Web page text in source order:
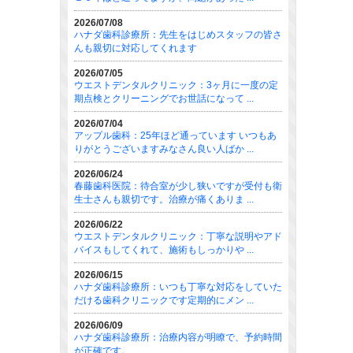
2026/07/08
ハナダ歯科診療所：先生をはじめスタッフの皆さ
んも親切に対応してくれます
2026/07/05
ウエストデンタルクリニック：3ヶ月に一度の定
期点検とクリーニングでお世話になって ...
2026/07/04
アップル歯科：25年ほど通っています いつもあ
りがとうございますみなさん良い人ばか ...
2026/06/24
春藤歯科医院：待合室が少し狭いですが受付も衛
生士さんも親切です。治療が痛くありま ...
2026/06/22
ウエストデンタルクリニック：丁寧な説明やアド
バイスもしてくれて、施術もしっかりや ...
2026/06/15
ハナダ歯科診療所：いつも丁寧な対応をしていた
だける歯科クリニックです定期的にメン ...
2026/06/09
ハナダ歯科診療所：治療内容が明瞭で、予約時間